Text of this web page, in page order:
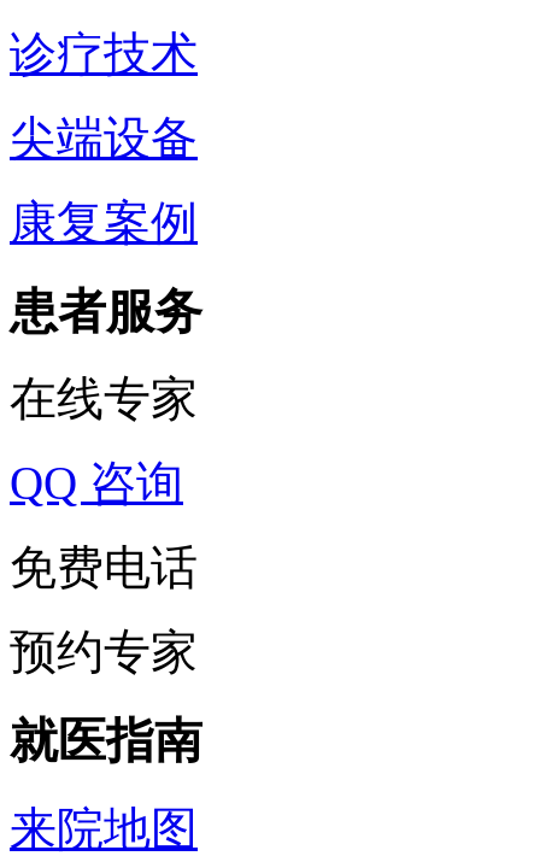
诊疗技术
尖端设备
康复案例
患者服务
在线专家
QQ 咨询
免费电话
预约专家
就医指南
来院地图